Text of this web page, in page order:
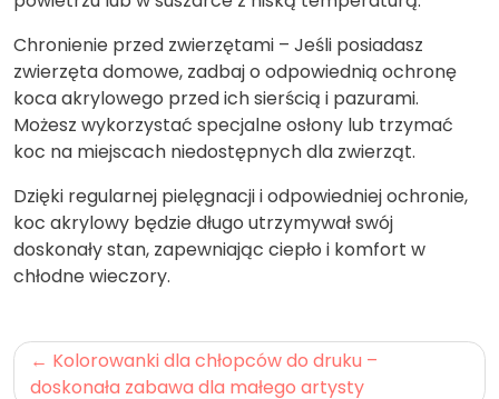
Chronienie przed zwierzętami – Jeśli posiadasz
zwierzęta domowe, zadbaj o odpowiednią ochronę
koca akrylowego przed ich sierścią i pazurami.
Możesz wykorzystać specjalne osłony lub trzymać
koc na miejscach niedostępnych dla zwierząt.
Dzięki regularnej pielęgnacji i odpowiedniej ochronie,
koc akrylowy będzie długo utrzymywał swój
doskonały stan, zapewniając ciepło i komfort w
chłodne wieczory.
Nawigacja
wpisu
Kolorowanki dla chłopców do druku –
doskonała zabawa dla małego artysty